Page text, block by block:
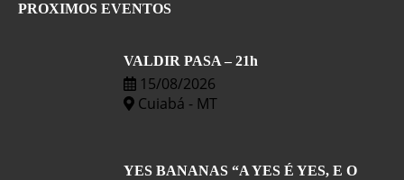
PROXIMOS EVENTOS
VALDIR PASA – 21h
15/08/2026
Cuiabá - MT
YES BANANAS “A YES É YES, E O